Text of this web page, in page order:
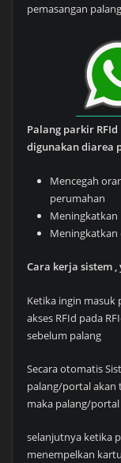
pemasangan
Palang parkir
digunakan diarea
Mencegah
perumahan
Meningkatkan
Cara kerja sistem ,
Ketika ingin
akses RFId pada
sebelum palang
Secara otomatis
palang/portal
maka palang/
selanjutnya ketika
menempelkan